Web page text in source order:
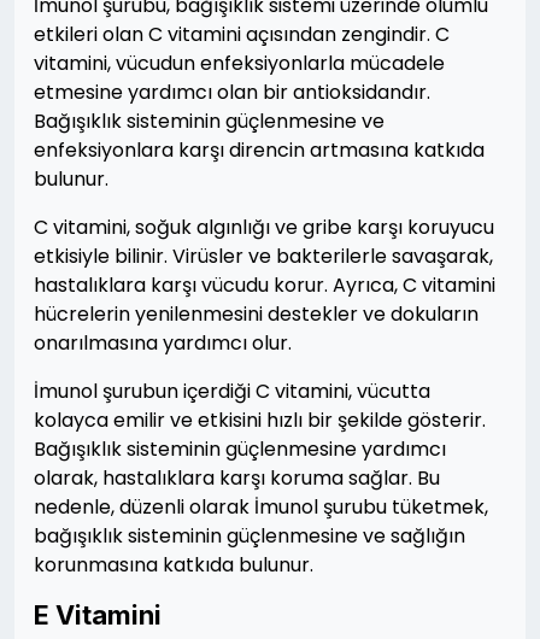
etkileri olan C vitamini açısından zengindir. C
vitamini, vücudun enfeksiyonlarla mücadele
etmesine yardımcı olan bir antioksidandır.
Bağışıklık sisteminin güçlenmesine ve
enfeksiyonlara karşı direncin artmasına katkıda
bulunur.
C vitamini, soğuk algınlığı ve gribe karşı koruyucu
etkisiyle bilinir. Virüsler ve bakterilerle savaşarak,
hastalıklara karşı vücudu korur. Ayrıca, C vitamini
hücrelerin yenilenmesini destekler ve dokuların
onarılmasına yardımcı olur.
İmunol şurubun içerdiği C vitamini, vücutta
kolayca emilir ve etkisini hızlı bir şekilde gösterir.
Bağışıklık sisteminin güçlenmesine yardımcı
olarak, hastalıklara karşı koruma sağlar. Bu
nedenle, düzenli olarak İmunol şurubu tüketmek,
bağışıklık sisteminin güçlenmesine ve sağlığın
korunmasına katkıda bulunur.
E Vitamini